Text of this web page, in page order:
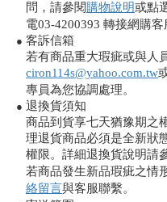
問，請參閱購物說明或點
電03-4200393 轉接網購客
● 客訴信箱
若有商品重大瑕疵或與人
ciron114s@yahoo.com.tw
專員為您協調處理。
● 退換貨須知
商品到貨享七天猶豫期之
理退貨商品必須是全新狀
權限。詳細退換貨說明請
若商品發生新品瑕疵之情
絡留言與客服聯繫。